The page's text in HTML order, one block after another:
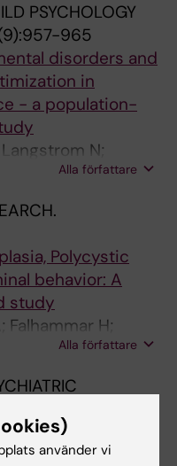
PSYCHOLOGY
965
disorders and
in
- a population-
N;
Alla författare
Polycystic
behavior: A
study
H;
AL; Frisen L;
Alla författare
of psychosis,
använder vi